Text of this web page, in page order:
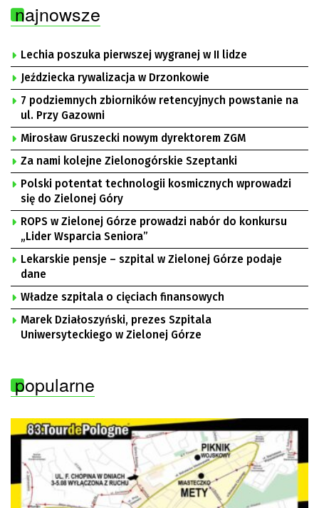
najnowsze
Lechia poszuka pierwszej wygranej w II lidze
Jeździecka rywalizacja w Drzonkowie
7 podziemnych zbiorników retencyjnych powstanie na
ul. Przy Gazowni
Mirosław Gruszecki nowym dyrektorem ZGM
Za nami kolejne Zielonogórskie Szeptanki
Polski potentat technologii kosmicznych wprowadzi
się do Zielonej Góry
ROPS w Zielonej Górze prowadzi nabór do konkursu
„Lider Wsparcia Seniora”
Lekarskie pensje – szpital w Zielonej Górze podaje
dane
Władze szpitala o cięciach finansowych
Marek Działoszyński, prezes Szpitala
Uniwersyteckiego w Zielonej Górze
popularne